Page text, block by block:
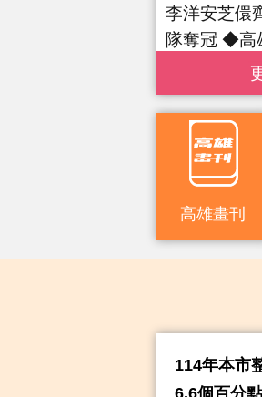
李洋安芝儇
隊奪冠 ◆高
高雄畫刊
114年本市